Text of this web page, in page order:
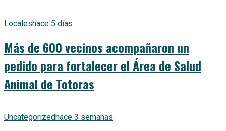
Localeshace 5 días
Más de 600 vecinos acompañaron un
pedido para fortalecer el Área de Salud
Animal de Totoras
Uncategorizedhace 3 semanas